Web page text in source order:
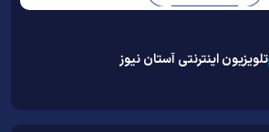
تلویزیون اینترنتی آستان نیوز